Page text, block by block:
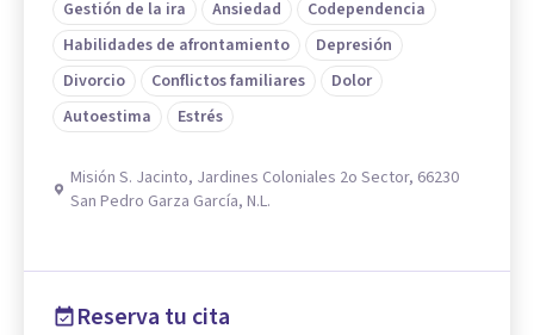
Gestión de la ira Ansiedad
Codependencia
Habilidades de afrontamiento
Depresión
Divorcio
Conflictos familiares
Dolor
Autoestima
Estrés
Misión S. Jacinto, Jardines Coloniales 2o Sector, 66230
San Pedro Garza García, N.L.
Reserva tu cita